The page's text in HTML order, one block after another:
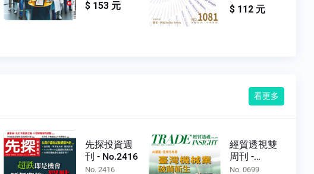
$ 153 元 $ 112 元
看更多
先探投資週
刊 - No.2416
No. 2416
經貿透視雙
周刊 -
No.0699
No. 0699